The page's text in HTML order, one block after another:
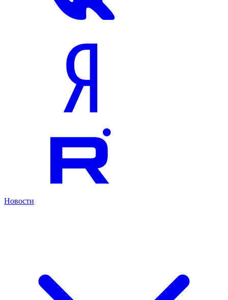
Новости